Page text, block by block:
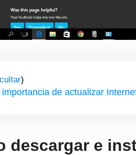
)
importancia de actualizar
descargar e